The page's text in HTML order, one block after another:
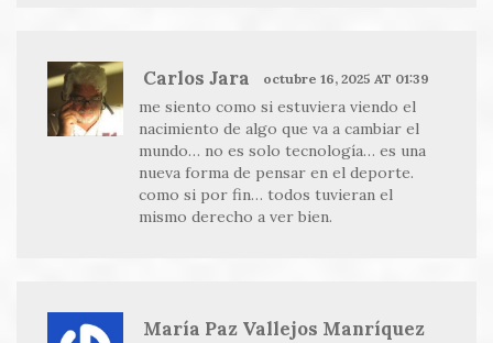
Carlos Jara octubre 16, 2025 AT 01:39
me siento como si estuviera viendo el
nacimiento de algo que va a cambiar el
mundo… no es solo tecnología… es una
nueva forma de pensar en el deporte.
como si por fin… todos tuvieran el
mismo derecho a ver bien.
María Paz Vallejos Manríquez